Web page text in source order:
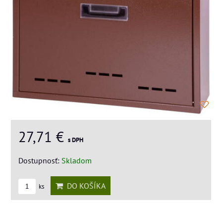
27,71 € s DPH
Dostupnosť: Skladom
ks DO KOŠÍKA